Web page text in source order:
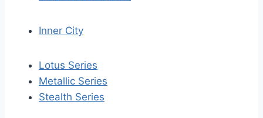
Inner City
Lotus Series
Metallic Series
Stealth Series